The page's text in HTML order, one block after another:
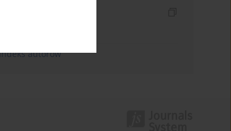
autorów